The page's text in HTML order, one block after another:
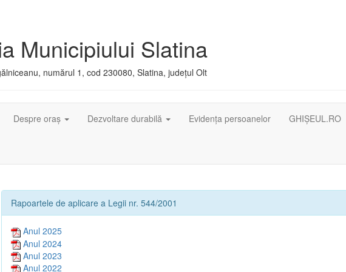
Municipiului Slatina
numărul 1, cod 230080, Slatina, județul Olt
Despre oraș Dezvoltare durabilă Evidența persoanelor GHIȘEUL.RO
Rapoartele de aplicare a Legii nr. 544/2001
Anul 2025
Anul 2024
Anul 2023
Anul 2022